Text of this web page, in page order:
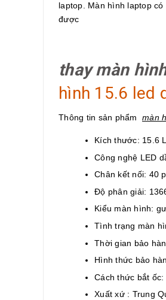
laptop. Màn hình laptop
được
thay màn
hình 15.6 led
Thông tin sản phẩm màn
Kích thước: 15.6
Công nghệ LED
Chân kết nối: 40
Độ phân giải:
Kiểu màn hình:
Tình trạng màn
Thời gian bảo
Hình thức bảo
Cách thức bắt ốc:
Xuất xứ : Trung